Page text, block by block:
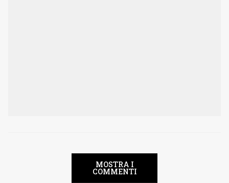
MOSTRA I
COMMENTI